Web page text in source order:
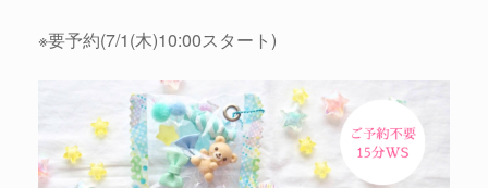
※要予約(7/1(木)10:00スタート)